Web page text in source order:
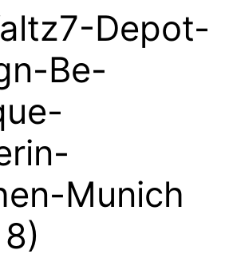
Depot-
Be-
Munich